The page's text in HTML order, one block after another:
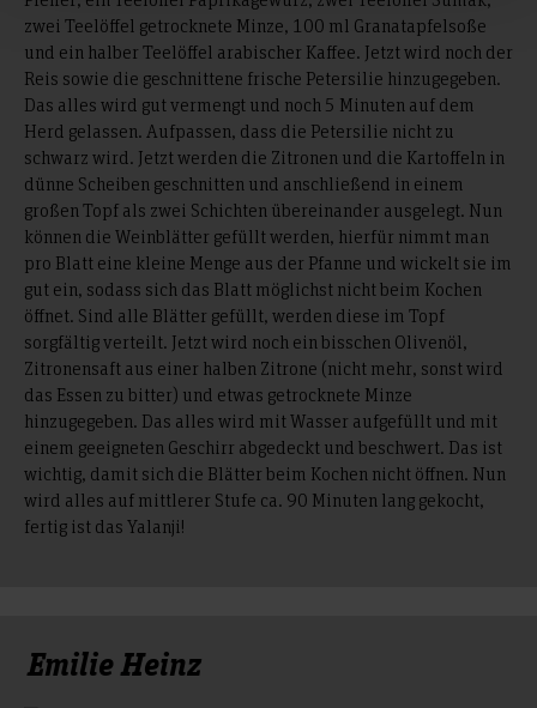
zwei Teelöffel getrocknete Minze, 100 ml Granatapfelsoße
und ein halber Teelöffel arabischer Kaffee. Jetzt wird noch der
Reis sowie die geschnittene frische Petersilie hinzugegeben.
Das alles wird gut vermengt und noch 5 Minuten auf dem
Herd gelassen. Aufpassen, dass die Petersilie nicht zu
schwarz wird. Jetzt werden die Zitronen und die Kartoffeln in
dünne Scheiben geschnitten und anschließend in einem
großen Topf als zwei Schichten übereinander ausgelegt. Nun
können die Weinblätter gefüllt werden, hierfür nimmt man
pro Blatt eine kleine Menge aus der Pfanne und wickelt sie im
gut ein, sodass sich das Blatt möglichst nicht beim Kochen
öffnet. Sind alle Blätter gefüllt, werden diese im Topf
sorgfältig verteilt. Jetzt wird noch ein bisschen Olivenöl,
Zitronensaft aus einer halben Zitrone (nicht mehr, sonst wird
das Essen zu bitter) und etwas getrocknete Minze
hinzugegeben. Das alles wird mit Wasser aufgefüllt und mit
einem geeigneten Geschirr abgedeckt und beschwert. Das ist
wichtig, damit sich die Blätter beim Kochen nicht öffnen. Nun
wird alles auf mittlerer Stufe ca. 90 Minuten lang gekocht,
fertig ist das Yalanji!
Emilie Heinz